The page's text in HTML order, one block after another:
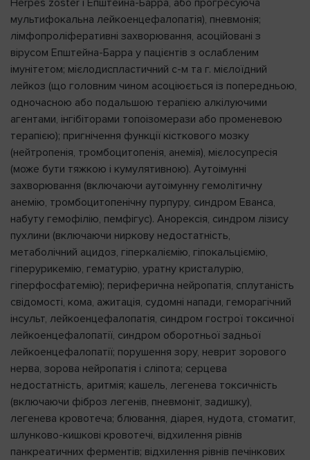
мультифокальна лейкоенцефалопатія), пневмонія;
лімфопроліферативні захворювання, асоційовані з
вірусом Епштейна-Барра у пацієнтів з ослабленим
імунітетом; мієлодиспластичний с-м та г. мієлоїдний
лейкоз (що головним чином асоціюється із попередньою,
одночасною або подальшою терапією алкілуючими
агентами, інгібіторами топоізомерази або променевою
терапією); пригнічення функції кісткового мозку
(нейтропенія, тромбоцитопенія, анемія), мієлосупресія
(може бути тяжкою і кумулятивною). Аутоімунні
захворювання (включаючи аутоімунну гемолітичну
анемію, тромбоцитопенічну пурпуру, синдром Еванса,
набуту гемофілію, пемфігус). Анорексія, синдром лізису
пухлини (включаючи ниркову недостатність,
метаболічний ацидоз, гіперкаліємію, гіпокальціємію,
гіперурикемію, гематурію, уратну кристалурію,
гіперфосфатемію); периферична нейропатія, сплутаність
свідомості, кома, ажитація, судомні напади, геморагічний
інсульт, лейкоенцефалопатія, синдром гострої токсичної
лейкоенцефалопатії, синдром оборотньої задньої
лейкоенцефалопатії; порушення зору, неврит зорового
нерва, зорова нейропатія і сліпота; серцева
недостатність, аритмія; кашель, легенева токсичність
(включаючи фіброз легенів, пневмоніт, задишку),
легенева кровотеча; блювання, діарея, нудота, стоматит,
шлунково-кишкові кровотечі, відхилення рівнів
панкреатичних ферментів; відхилення рівнів печінкових